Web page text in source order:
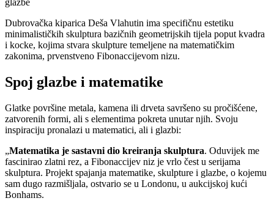
Dubrovačka kiparica Deša Vlahutin ima specifičnu estetiku
minimalističkih skulptura bazičnih geometrijskih tijela poput kvadra
i kocke, kojima stvara skulpture temeljene na matematičkim
zakonima, prvenstveno Fibonaccijevom nizu.
Spoj glazbe i matematike
Glatke površine metala, kamena ili drveta savršeno su pročišćene,
zatvorenih formi, ali s elementima pokreta unutar njih. Svoju
inspiraciju pronalazi u matematici, ali i glazbi:
„Matematika je sastavni dio kreiranja skulptura. Oduvijek me
fascinirao zlatni rez, a Fibonaccijev niz je vrlo čest u serijama
skulptura. Projekt spajanja matematike, skulpture i glazbe, o kojemu
sam dugo razmišljala, ostvario se u Londonu, u aukcijskoj kući
Bonhams.